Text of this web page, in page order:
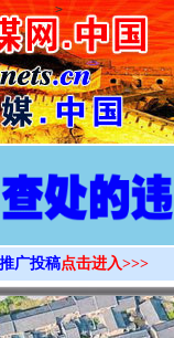
>
广投稿点击进入>>>